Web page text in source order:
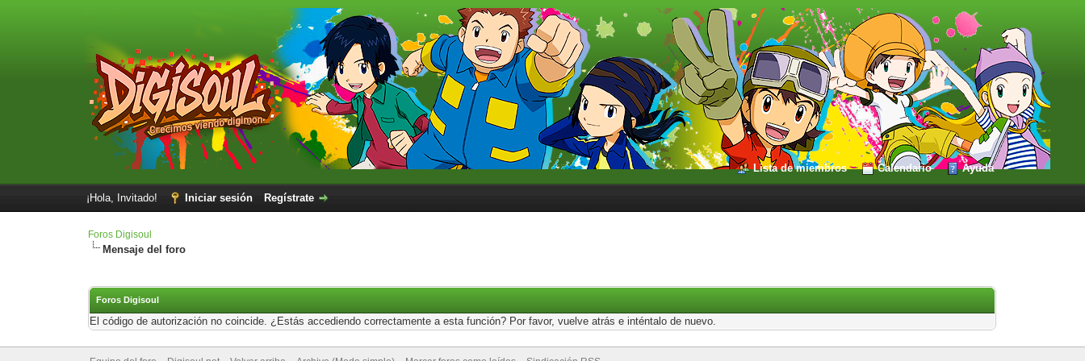
Lista de miembros Calendario Ayuda
¡Hola, Invitado! Iniciar sesión Regístrate
Foros Digisoul
Mensaje del foro
Foros Digisoul
El código de autorización no coincide. ¿Estás accediendo correctamente a esta función? Por favor, vuelve atrás e inténtalo de nuevo.